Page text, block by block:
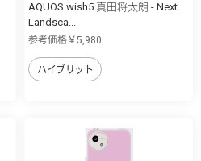
AQUOS wish5 真田将太朗 - Next
Landsca...
参考価格￥5,980
ハイブリット